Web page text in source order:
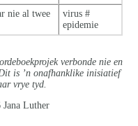
nie al twee
virus #
epidemie
verbonde nie en
is ’n onafhanklike inisiatief
vrye tyd.
Luther